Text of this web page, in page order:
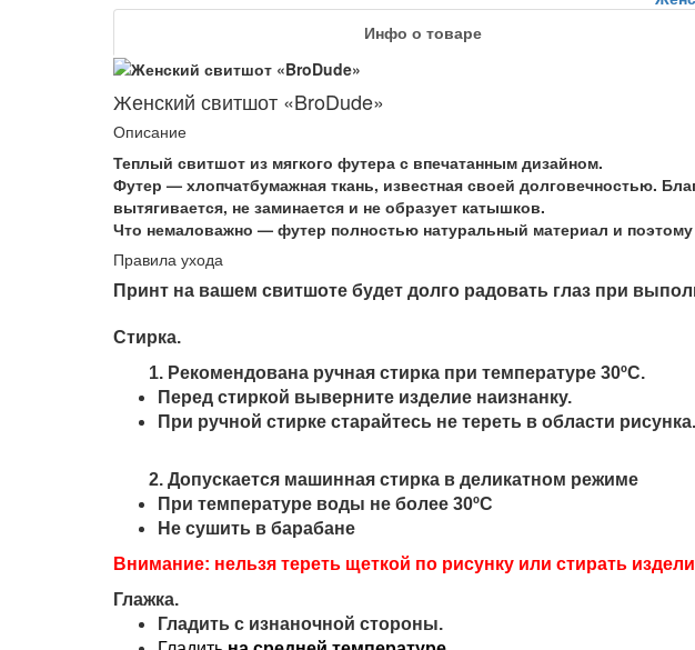
Инфо о товаре
Женский свитшот «BroDude»
Описание
Теплый свитшот из мягкого футера с впечатанным дизайном.
Футер — хлопчатбумажная ткань, известная своей долговечностью.
вытягивается, не заминается и не образует катышков.
Что немаловажно — футер полностью натуральный материал и
Правила ухода
Принт на вашем свитшоте будет долго радовать глаз при
Стирка.
1. Рекомендована ручная стирка при температуре 30ºС.
Перед стиркой выверните изделие наизнанку.
При ручной стирке старайтесь не тереть в области рисунка.
2.Допускается машинная стирка в деликатном режиме
При температуре воды не более 30ºС
Не сушить в барабане
Внимание: нельзя тереть щеткой по рисунку или стирать
Глажка.
Гладить с изнаночной стороны.